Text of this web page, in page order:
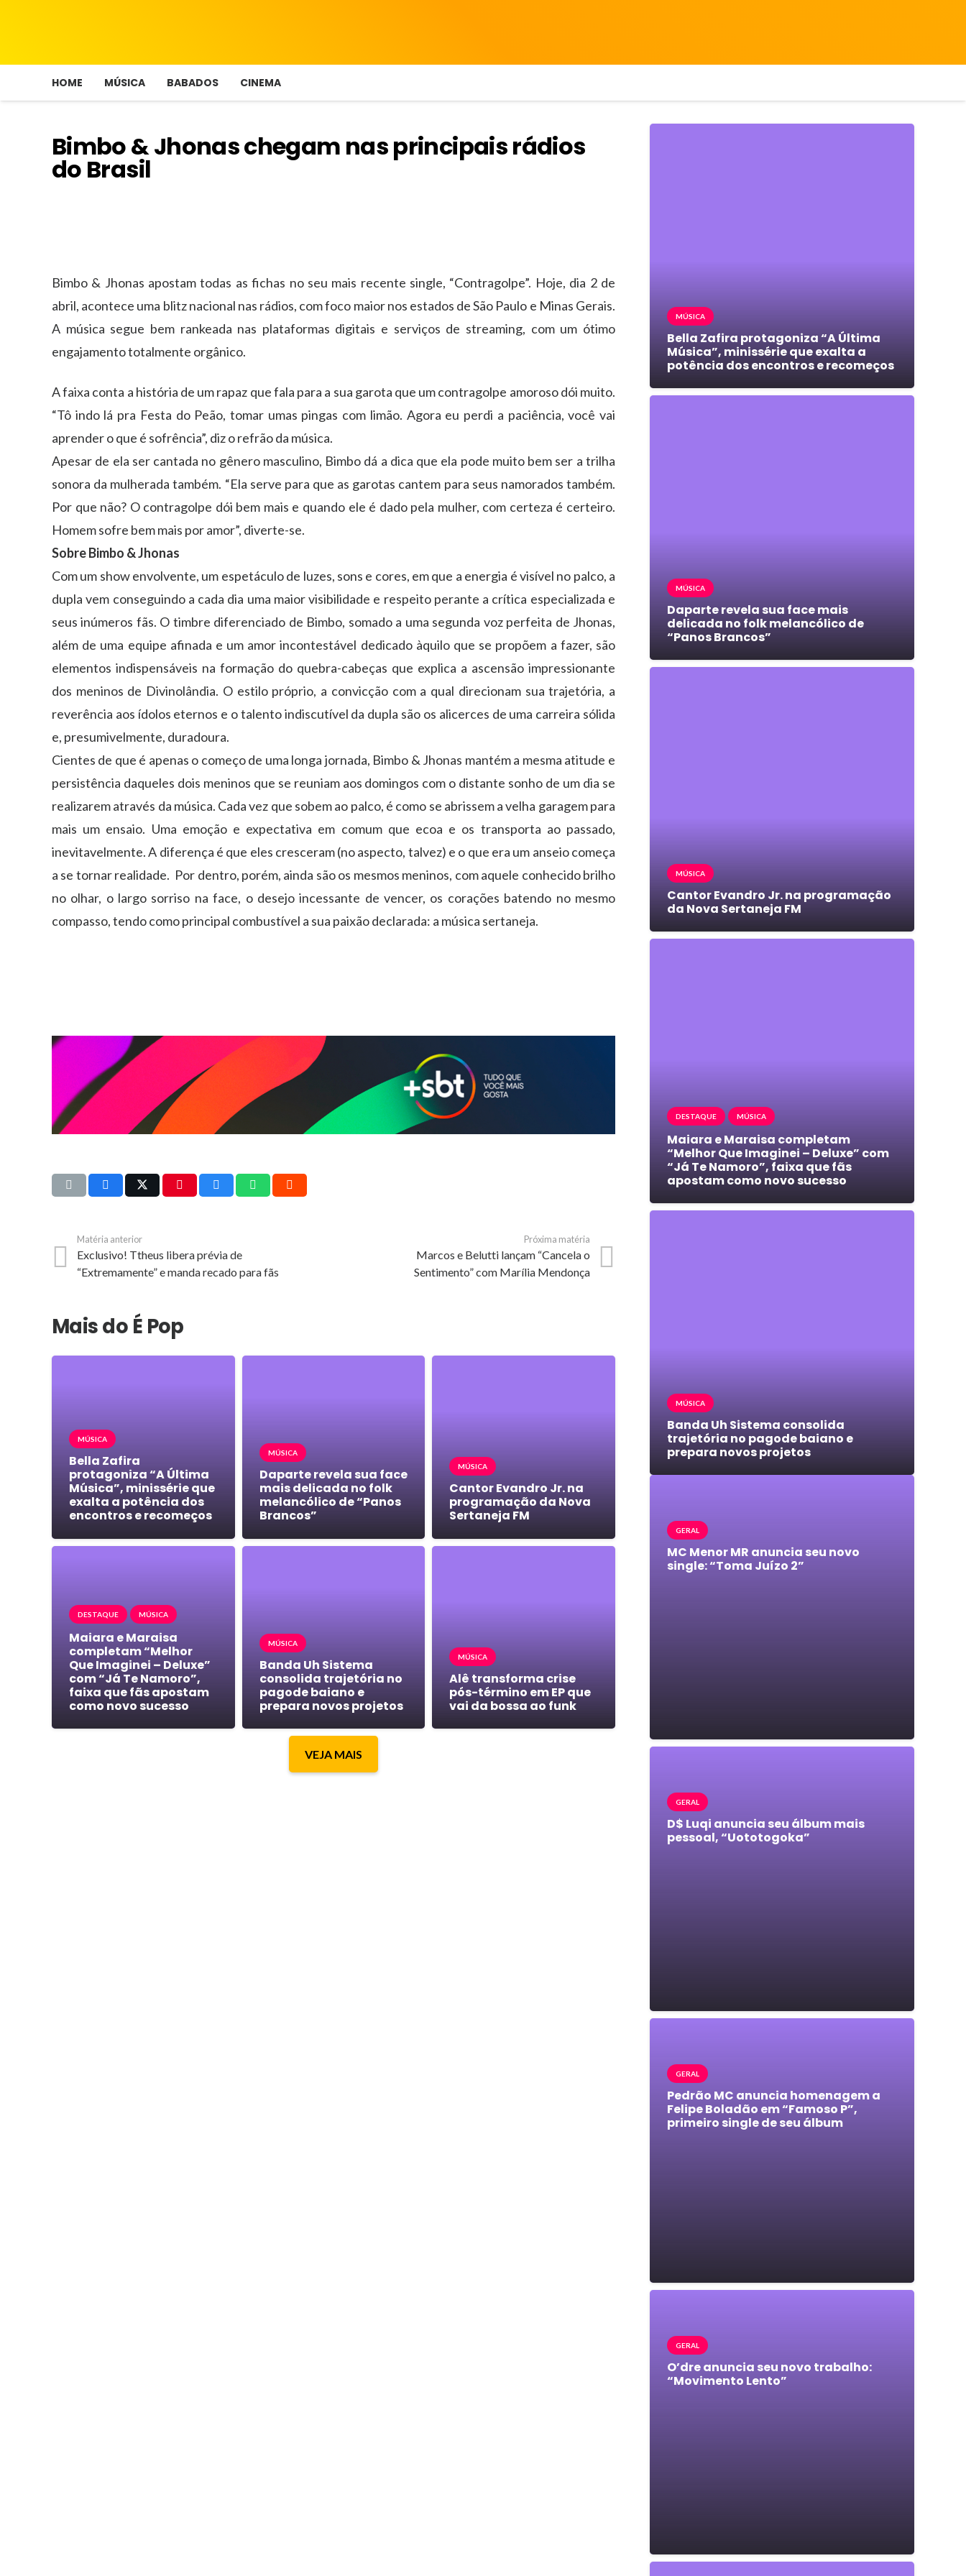
HOME MÚSICA BABADOS CINEMA
Bimbo & Jhonas chegam nas principais rádios
do Brasil
Bimbo & Jhonas apostam todas as fichas no seu mais recente single, “Contragolpe”. Hoje, dia 2 de
abril, acontece uma blitz nacional nas rádios, com foco maior nos estados de São Paulo e Minas Gerais.
A música segue bem rankeada nas plataformas digitais e serviços de streaming, com um ótimo
engajamento totalmente orgânico.
A faixa conta a história de um rapaz que fala para a sua garota que um contragolpe amoroso dói muito.
“Tô indo lá pra Festa do Peão, tomar umas pingas com limão. Agora eu perdi a paciência, você vai
aprender o que é sofrência”, diz o refrão da música.
Apesar de ela ser cantada no gênero masculino, Bimbo dá a dica que ela pode muito bem ser a trilha
sonora da mulherada também. “Ela serve para que as garotas cantem para seus namorados também.
Por que não? O contragolpe dói bem mais e quando ele é dado pela mulher, com certeza é certeiro.
Homem sofre bem mais por amor”, diverte-se.
Sobre Bimbo & Jhonas
Com um show envolvente, um espetáculo de luzes, sons e cores, em que a energia é visível no palco, a
dupla vem conseguindo a cada dia uma maior visibilidade e respeito perante a crítica especializada e
seus inúmeros fãs. O timbre diferenciado de Bimbo, somado a uma segunda voz perfeita de Jhonas,
além de uma equipe afinada e um amor incontestável dedicado àquilo que se propõem a fazer, são
elementos indispensáveis na formação do quebra-cabeças que explica a ascensão impressionante
dos meninos de Divinolândia. O estilo próprio, a convicção com a qual direcionam sua trajetória, a
reverência aos ídolos eternos e o talento indiscutível da dupla são os alicerces de uma carreira sólida
e, presumivelmente, duradoura.
Cientes de que é apenas o começo de uma longa jornada, Bimbo & Jhonas mantém a mesma atitude e
persistência daqueles dois meninos que se reuniam aos domingos com o distante sonho de um dia se
realizarem através da música. Cada vez que sobem ao palco, é como se abrissem a velha garagem para
mais um ensaio. Uma emoção e expectativa em comum que ecoa e os transporta ao passado,
inevitavelmente. A diferença é que eles cresceram (no aspecto, talvez) e o que era um anseio começa
a se tornar realidade. Por dentro, porém, ainda são os mesmos meninos, com aquele conhecido brilho
no olhar, o largo sorriso na face, o desejo incessante de vencer, os corações batendo no mesmo
compasso, tendo como principal combustível a sua paixão declarada: a música sertaneja.
Matéria anterior
Exclusivo! Ttheus libera prévia de
“Extremamente” e manda recado para fãs
Próxima matéria
Marcos e Belutti lançam “Cancela o
Sentimento” com Marília Mendonça
Mais do É Pop
MÚSICA
Bella Zafira
protagoniza “A Última
Música”, minissérie que
exalta a potência dos
encontros e recomeços
MÚSICA
Daparte revela sua face
mais delicada no folk
melancólico de “Panos
Brancos”
MÚSICA
Cantor Evandro Jr. na
programação da Nova
Sertaneja FM
DESTAQUE MÚSICA
Maiara e Maraisa
completam “Melhor
Que Imaginei – Deluxe”
com “Já Te Namoro”,
faixa que fãs apostam
como novo sucesso
MÚSICA
Banda Uh Sistema
consolida trajetória no
pagode baiano e
prepara novos projetos
MÚSICA
Alê transforma crise
pós-término em EP que
vai da bossa ao funk
VEJA MAIS
MÚSICA
Bella Zafira protagoniza “A Última
Música”, minissérie que exalta a
potência dos encontros e recomeços
MÚSICA
Daparte revela sua face mais
delicada no folk melancólico de
“Panos Brancos”
MÚSICA
Cantor Evandro Jr. na programação
da Nova Sertaneja FM
DESTAQUE MÚSICA
Maiara e Maraisa completam
“Melhor Que Imaginei – Deluxe” com
“Já Te Namoro”, faixa que fãs
apostam como novo sucesso
MÚSICA
Banda Uh Sistema consolida
trajetória no pagode baiano e
prepara novos projetos
GERAL
MC Menor MR anuncia seu novo
single: “Toma Juízo 2”
GERAL
D$ Luqi anuncia seu álbum mais
pessoal, “Uototogoka”
GERAL
Pedrão MC anuncia homenagem a
Felipe Boladão em “Famoso P”,
primeiro single de seu álbum
GERAL
O’dre anuncia seu novo trabalho:
“Movimento Lento”